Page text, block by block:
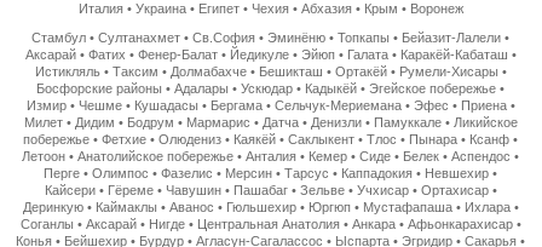
Италия• Украина• Египет• Чехия• Абхазия• Крым • Воронеж
Стамбул •Султанахмет •Св.София •Эминёню •Топкапы • Бейазит-Лалели •
Аксарай• Фатих • Фенер-Балат• Йедикуле• Эйюп• Галата• Каракёй-Кабаташ •
Истикляль• Таксим • Долмабахче• Бешикташ • Ортакёй• Румели-Хисары •
Босфорские районы •Адалары •Ускюдар • Кадыкёй •Эгейское побережье •
Измир• Чешме• Кушадасы • Бергама• Сельчук-Мериемана• Эфес • Приена•
Милет• Дидим • Бодрум • Мармарис • Датча• Денизли• Памуккале• Ликийское
побережье •Фетхие •Олюдениз • Каякёй •Саклыкент •Тлос • Пынара • Ксанф •
Летоон •Анатолийское побережье •Анталия • Кемер •Сиде • Белек •Аспендос •
Перге •Олимпос •Фазелис • Мерсин •Тарсус • Каппадокия • Невшехир •
Кайсери• Гёреме• Чавушин• Пашабаг• Зельве• Учхисар• Ортахисар•
Деринкую• Каймаклы • Аванос • Гюльшехир• Юргюп• Мустафапаша• Ихлара•
Соганлы • Аксарай• Нигде• Центральная Анатолия• Анкара• Афьонкарахисар•
Конья • Бейшехир • Бурдур •Агласун-Сагалассос • Ыспарта •Эгридир •Сакарья •